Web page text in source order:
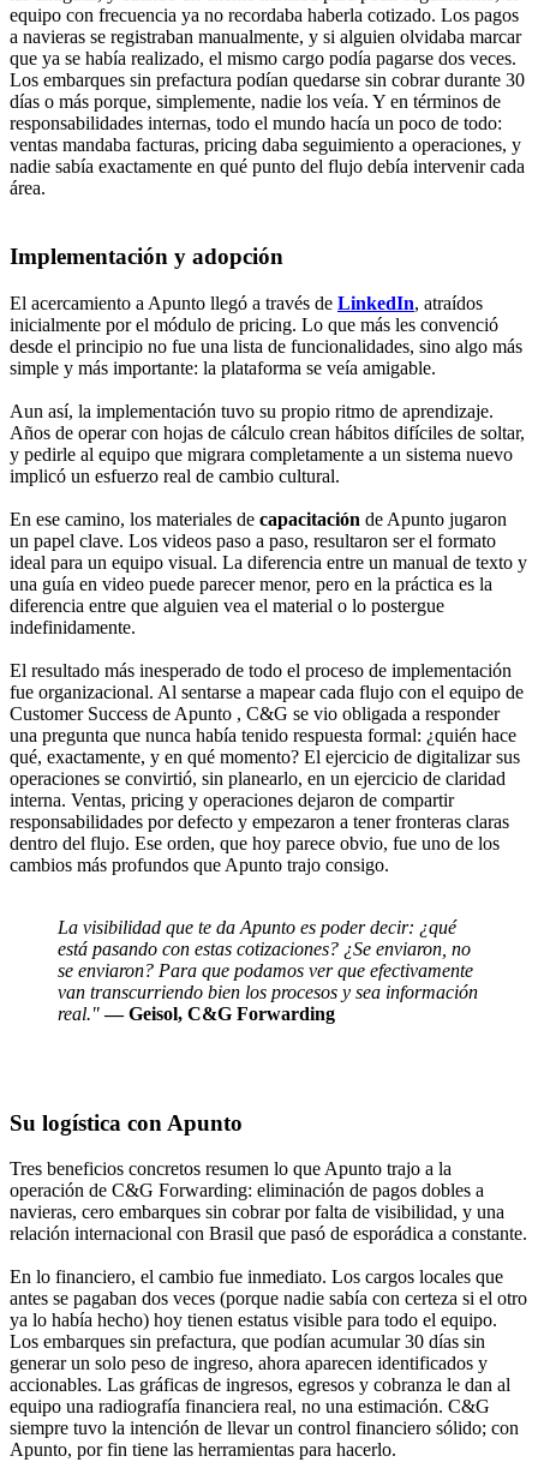
equipo con frecuencia ya no recordaba haberla cotizado. Los pagos
a navieras se registraban manualmente, y si alguien olvidaba marcar
que ya se había realizado, el mismo cargo podía pagarse dos veces.
Los embarques sin prefactura podían quedarse sin cobrar durante 30
días o más porque, simplemente, nadie los veía. Y en términos de
responsabilidades internas, todo el mundo hacía un poco de todo:
ventas mandaba facturas, pricing daba seguimiento a operaciones, y
nadie sabía exactamente en qué punto del flujo debía intervenir cada
área.
Implementación y adopción
El acercamiento a Apunto llegó a través de LinkedIn, atraídos
inicialmente por el módulo de pricing. Lo que más les convenció
desde el principio no fue una lista de funcionalidades, sino algo más
simple y más importante: la plataforma se veía amigable.
Aun así, la implementación tuvo su propio ritmo de aprendizaje.
Años de operar con hojas de cálculo crean hábitos difíciles de soltar,
y pedirle al equipo que migrara completamente a un sistema nuevo
implicó un esfuerzo real de cambio cultural.
En ese camino, los materiales de capacitación de Apunto jugaron
un papel clave. Los videos paso a paso, resultaron ser el formato
ideal para un equipo visual. La diferencia entre un manual de texto y
una guía en video puede parecer menor, pero en la práctica es la
diferencia entre que alguien vea el material o lo postergue
indefinidamente.
El resultado más inesperado de todo el proceso de implementación
fue organizacional. Al sentarse a mapear cada flujo con el equipo de
Customer Success de Apunto , C&G se vio obligada a responder
una pregunta que nunca había tenido respuesta formal: ¿quién hace
qué, exactamente, y en qué momento? El ejercicio de digitalizar sus
operaciones se convirtió, sin planearlo, en un ejercicio de claridad
interna. Ventas, pricing y operaciones dejaron de compartir
responsabilidades por defecto y empezaron a tener fronteras claras
dentro del flujo. Ese orden, que hoy parece obvio, fue uno de los
cambios más profundos que Apunto trajo consigo.
La visibilidad que te da Apunto es poder decir: ¿qué
está pasando con estas cotizaciones? ¿Se enviaron, no
se enviaron? Para que podamos ver que efectivamente
van transcurriendo bien los procesos y sea información
real." — Geisol, C&G Forwarding
Su logística con Apunto
Tres beneficios concretos resumen lo que Apunto trajo a la
operación de C&G Forwarding: eliminación de pagos dobles a
navieras, cero embarques sin cobrar por falta de visibilidad, y una
relación internacional con Brasil que pasó de esporádica a constante.
En lo financiero, el cambio fue inmediato. Los cargos locales que
antes se pagaban dos veces (porque nadie sabía con certeza si el otro
ya lo había hecho) hoy tienen estatus visible para todo el equipo.
Los embarques sin prefactura, que podían acumular 30 días sin
generar un solo peso de ingreso, ahora aparecen identificados y
accionables. Las gráficas de ingresos, egresos y cobranza le dan al
equipo una radiografía financiera real, no una estimación. C&G
siempre tuvo la intención de llevar un control financiero sólido; con
Apunto, por fin tiene las herramientas para hacerlo.